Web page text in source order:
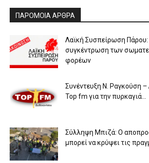
ΠΑΡΟΜΟΙΑ ΑΡΘΡΑ
Λαϊκή Συσπείρωση Πάρου:
συγκέντρωση των
φορέων
Συνέντευξη Ν. Ραγκούση
Top fm για την πυρκαγιά...
Σύλληψη Μπιζά: Ο
μπορεί να κρύψει τις